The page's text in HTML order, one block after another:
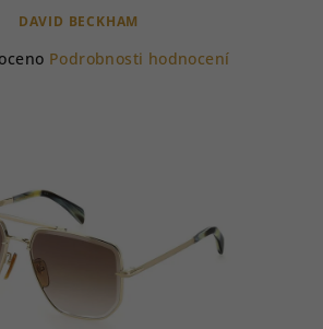
DAVID BECKHAM
Podrobnosti hodnocení